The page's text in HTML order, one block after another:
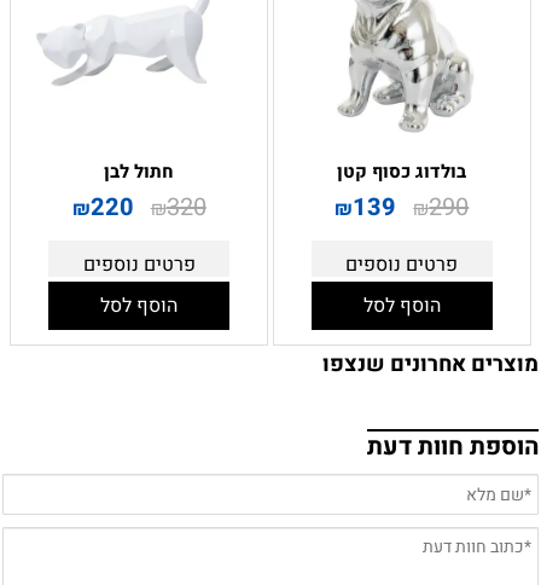
בולדוג כסוף קטן
₪290
₪139
פרטים נוספים
הוסף לסל
חתול לבן
₪320
₪220
פרטים נוספים
הוסף לסל
מוצרים אחרונים שנצפו
הוספת חוות דעת